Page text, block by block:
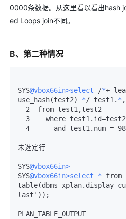
0000条数据。从这里看以看出hash
ed Loops join不同。
B、第二种情况
SYS@vbox66in>select /*+
use_hash(test2) */ test1. *
未选定行
SYS@vbox66in>
SYS@vbox66in>select * from
last'));
PLAN_TABLE_OUTPUT